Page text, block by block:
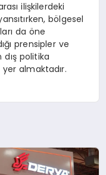
ilişkilerdeki
bölgesel
da öne
prensipler ve
dış politika
almaktadır.